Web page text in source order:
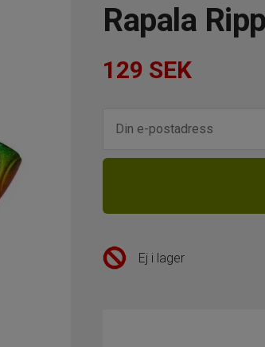
Rapala
129 SEK
Ej i lager